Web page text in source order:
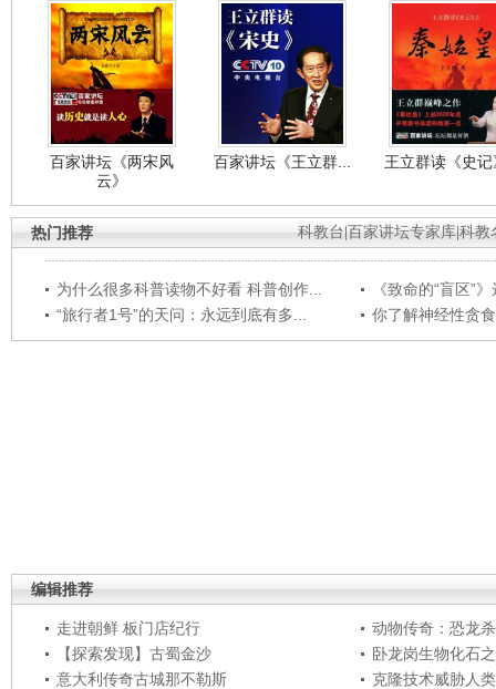
百家讲坛《两宋风
云》
百家讲坛《王立群... 王立群读《史
科教台 百家讲坛专家库 科教
热门推荐
为什么很多科普读物不好看 科普创作...
《致命的“盲区”
“旅行者1号”的天问：永远到底有多...
你了解神经性贪
编辑推荐
走进朝鲜 板门店纪行
动物传奇：恐龙
【探索发现】古蜀金沙
卧龙岗生物化石
意大利传奇古城那不勒斯
克隆技术威胁人